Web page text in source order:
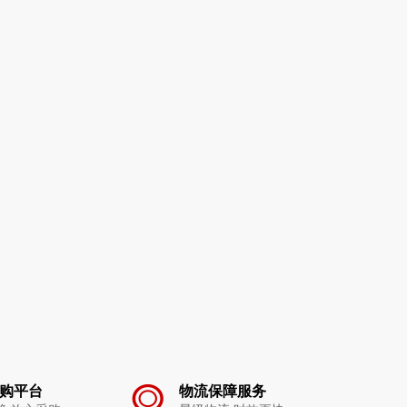
平台 物流保障服务